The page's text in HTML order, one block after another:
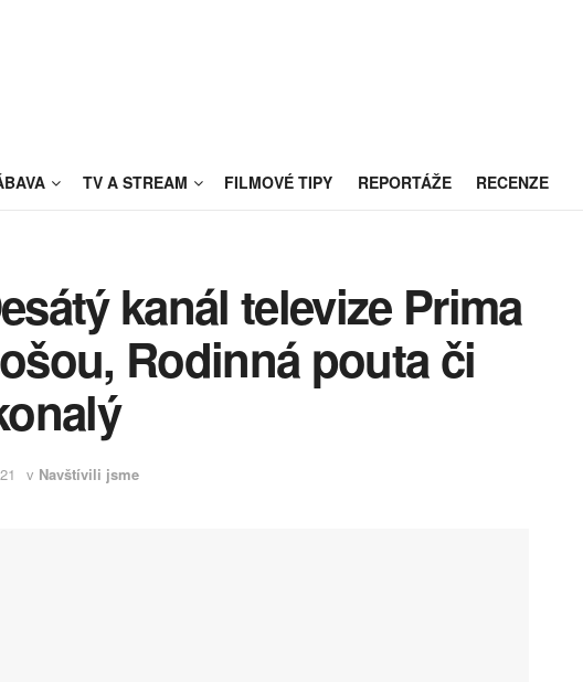
TV A STREAM FILMOVÉ TIPY REPORTÁŽE RECENZE
kanál televize Prima
Rodinná pouta či
v Navštívili jsme